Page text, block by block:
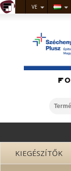
VE
KIEGÉSZÍTŐK